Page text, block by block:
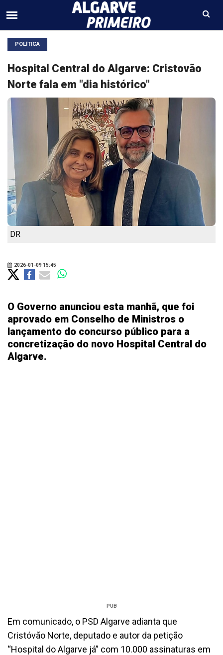
POLÍTICA
Hospital Central do Algarve: Cristovão
Norte fala em "dia histórico"
DR
2026-01-09 15:45
O Governo anunciou esta manhã, que foi
aprovado em Conselho de Ministros o
lançamento do concurso público para a
concretização do novo Hospital Central do
Algarve.
PUB
Em comunicado, o PSD Algarve adianta que
Cristóvão Norte, deputado e autor da petição
“Hospital do Algarve já” com 10.000 assinaturas em